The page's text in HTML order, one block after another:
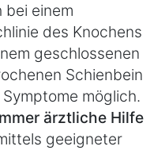
bei einem
des Knochens
geschlossenen
Schienbein
möglich.
ärztliche Hilfe
geeigneter